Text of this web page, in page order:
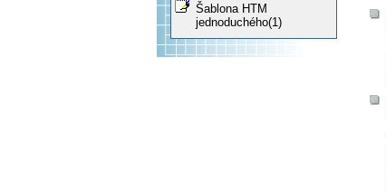
Šablona HTM
jednoduchého(1)